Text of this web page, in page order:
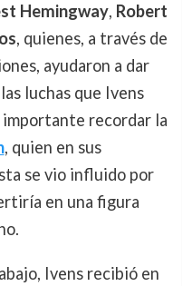
Hemingway, Robert
, quienes, a través de
ayudaron a dar
luchas que Ivens
importante recordar la
, quien en sus
se vio influido por
en una figura
Ivens recibió en